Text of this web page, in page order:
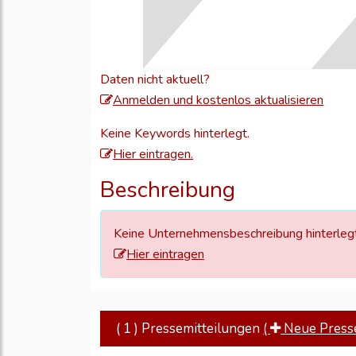
Daten nicht aktuell?
Anmelden und kostenlos aktualisieren
Keine Keywords hinterlegt.
Hier eintragen.
Beschreibung
Keine Unternehmensbeschreibung
Hier eintragen
( 1 ) Pressemitteilungen ( Neue